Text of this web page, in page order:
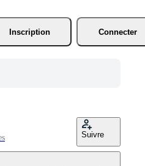
Inscription
Connecter
Suivre